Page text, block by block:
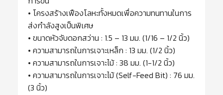
• โครงสร้างเฟืองโลหะทั้งหมดเพื่อความทนทานในการ
ส่งกำลังสูงเป็นพิเศษ
• ขนาดหัวจับดอกสว่าน : 1.5 – 13 มม. (1/16 – 1/2 นิ้ว)
• ความสามารถในการเจาะเหล็ก : 13 มม. (1/2 นิ้ว)
• ความสามารถในการเจาะไม้ : 38 มม. (1-1/2 นิ้ว)
• ความสามารถในการเจาะไม้ (Self-Feed Bit) : 76 มม.
(3 นิ้ว)